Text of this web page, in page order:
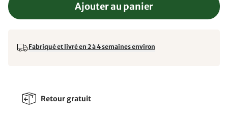
Ajouter au panier
Fabriqué et livré en 2 à 4 semaines environ
Retour gratuit